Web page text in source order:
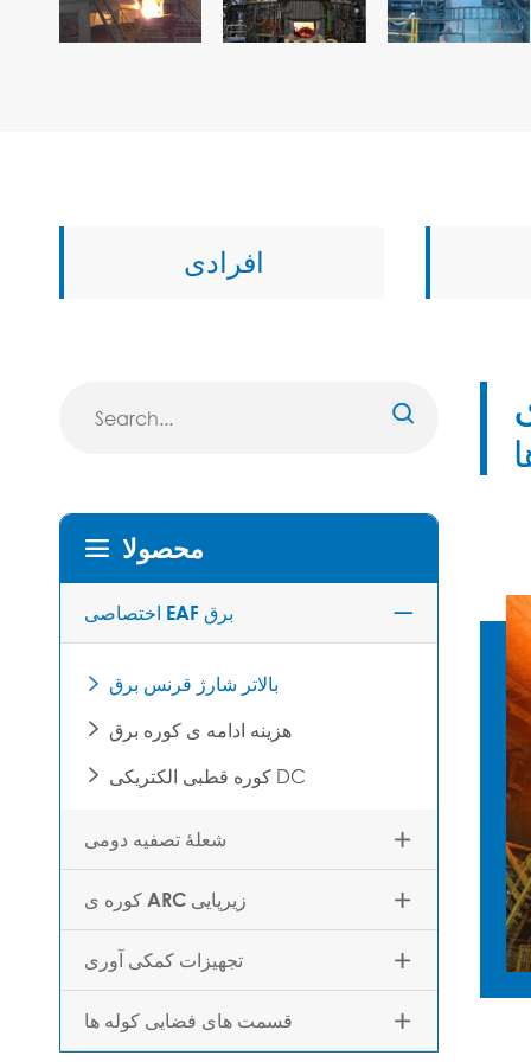
افرادی

 محصولا
اختصاصی EAF برق 
 بالاتر شارژ قرنس برق
 هزینه ادامه ی کوره برق
 کوره قطبی الکتریکی DC
شعلهٔ تصفیه دومی 
کوره ی ARC زیرپایی 
تجهیزات کمکی آوری 
قسمت های فضایی کوله ها 